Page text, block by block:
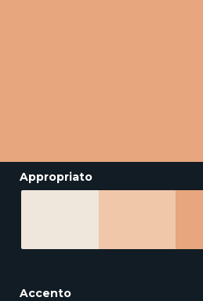
Appropriato
Accento